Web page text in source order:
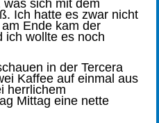
sich mit dem
Ich hatte es zwar nicht
Ende kam der
ich wollte es noch
in der Tercera
Kaffee auf einmal aus
herrlichem
Mittag eine nette